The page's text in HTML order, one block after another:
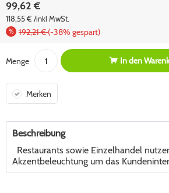
99,62 €
118,55 € /inkl MwSt.
192,21 €(-38% gespart)
Menge In den
Merken
Beschreibung
Restaurants sowie Einzelhandel
Akzentbeleuchtung um das